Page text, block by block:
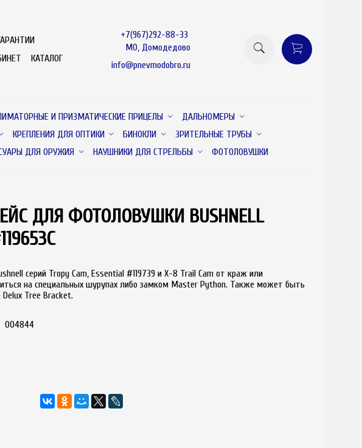
КАТАЛОГ
+7(967)292-88-33
МО, Домодедово
info@pnevmodobro.ru
И ПРИЗМАТИЧЕСКИЕ ПРИЦЕЛЫ
ДАЛЬНОМЕРЫ
КРЕПЛЕНИЯ ДЛЯ ОПТИКИ БИНОКЛИ
ЗРИТЕЛЬНЫЕ ТРУБЫ
ДЛЯ ОРУЖИЯ НАУШНИКИ ДЛЯ СТРЕЛЬБЫ ФОТОЛОВУШКИ
ДЛЯ ФОТОЛОВУШКИ BUSHNELL
серий Tropy Cam, Essential #119739 и X-8 Trail Cam от краж или
на специальных шурупах либо замком Master Python. Также может быть
Tree Bracket.
004844